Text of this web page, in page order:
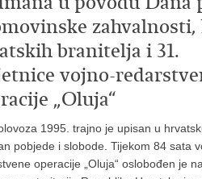
zahvalnosti,
branitelja i 31.
vojno-
„Oluja“
1995. trajno je upisan u
pobjede i slobode. Tijekom 84 sata
operacije „Oluja“ oslobođen je